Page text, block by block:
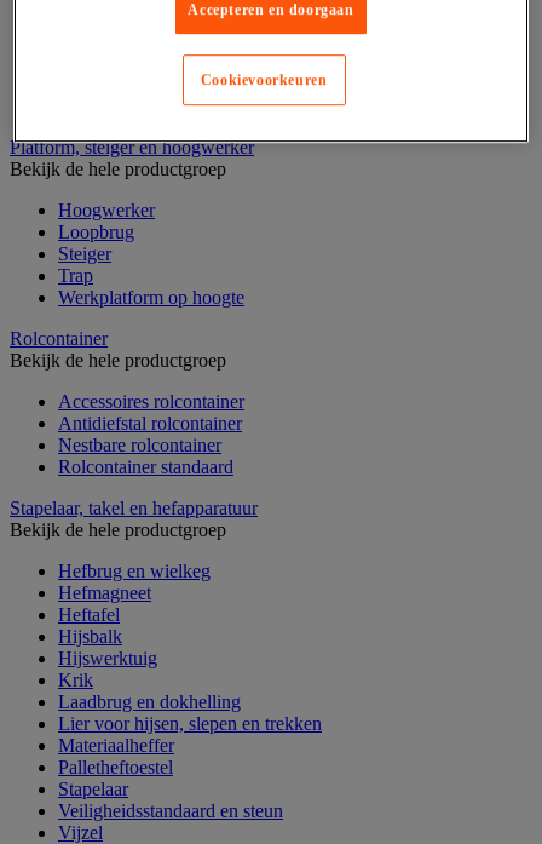
Elektrische pallettruck
Handpallettruck
Hoogheffende pallettruck
Pallettruck met weegsysteem
Platform, steiger en hoogwerker
Bekijk de hele productgroep
Hoogwerker
Loopbrug
Steiger
Trap
Werkplatform op hoogte
Rolcontainer
Bekijk de hele productgroep
Accessoires rolcontainer
Antidiefstal rolcontainer
Nestbare rolcontainer
Rolcontainer standaard
Stapelaar, takel en hefapparatuur
Bekijk de hele productgroep
Hefbrug en wielkeg
Hefmagneet
Heftafel
Hijsbalk
Hijswerktuig
Krik
Laadbrug en dokhelling
Lier voor hijsen, slepen en trekken
Materiaalheffer
Palletheftoestel
Stapelaar
Veiligheidsstandaard en steun
Vijzel
Accepteren en doorgaan
Cookievoorkeuren